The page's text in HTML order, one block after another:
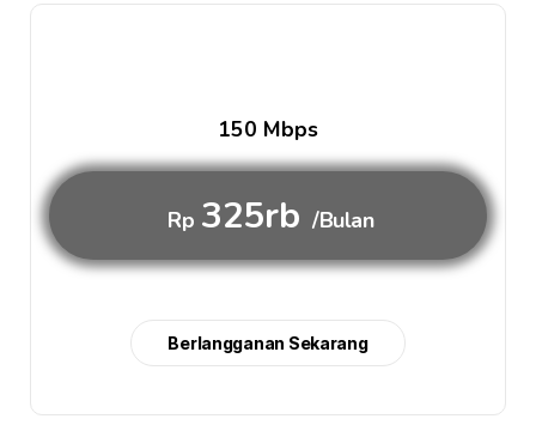
150 Mbps
Rp 325rb /Bulan
Berlangganan Sekarang